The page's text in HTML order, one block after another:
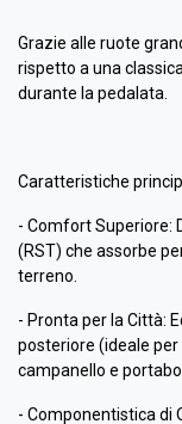
Grazie alle ruote
rispetto a una
durante la pedalata.
Caratteristiche
- Comfort Superiore:
(RST) che assorbe
terreno.
- Pronta per la Città:
posteriore (ideale
campanello e
- Componentistica di